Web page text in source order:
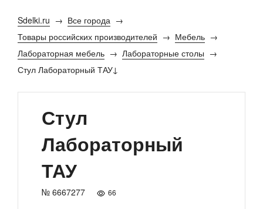
Sdelki.ru
Все города
Товары российских производителей
Мебель
Лабораторная мебель
Лабораторные столы
Стул Лабораторный ТАУ
Стул
Лабораторный
ТАУ
№ 6667277 66